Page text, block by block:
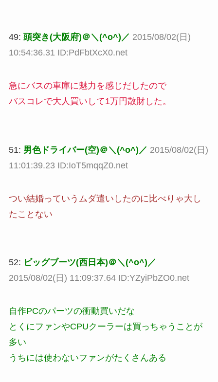
49: 頭突き(大阪府)＠＼(^o^)／ 2015/08/02(日)
10:54:36.31 ID:PdFbtXcX0.net
急にバスの車庫に魅力を感じだしたので
バスコレで大人買いして1万円散財した。
51: 男色ドライバー(空)＠＼(^o^)／ 2015/08/02(日)
11:01:39.23 ID:IoT5mqqZ0.net
つい結婚っていうムダ遣いしたのに比べりゃ大し
たことない
52: ビッグブーツ(西日本)＠＼(^o^)／
2015/08/02(日) 11:09:37.64 ID:YZyiPbZO0.net
自作PCのパーツの衝動買いだな
とくにファンやCPUクーラーは買っちゃうことが
多い
うちには使わないファンがたくさんある